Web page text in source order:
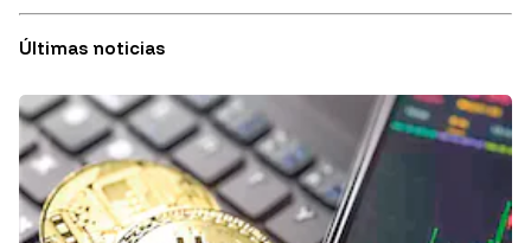
Últimas noticias